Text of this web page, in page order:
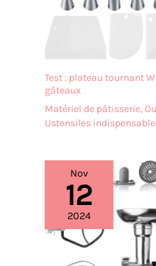
Test : plateau tournant
gâteaux
Matériel de pâtisserie,
Ustensiles
Nov
12
2024